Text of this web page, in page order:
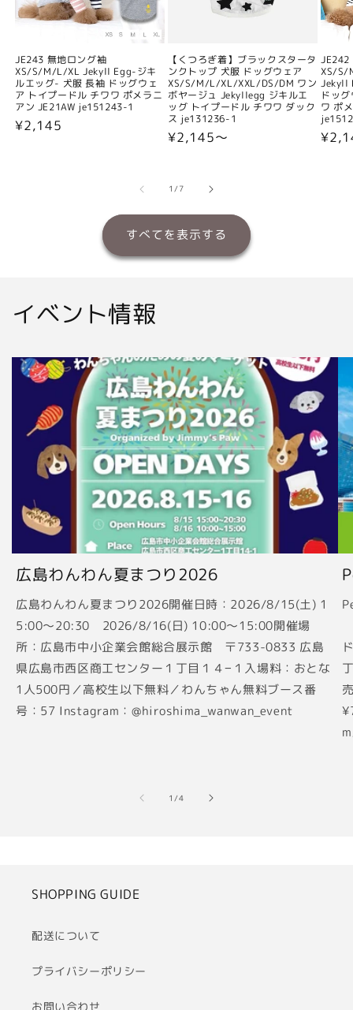
JE243 無地ロング袖
XS/S/M/L/XL Jekyll Egg-ジキ
ルエッグ- 犬服 長袖 ドッグウェ
ア トイプードル チワワ ポメラニ
アン JE21AW je151243-1
通
¥2,145
【くつろぎ着】ブラックスタータ
ンクトップ 犬服 ドッグウェア
XS/S/M/L/XL/XXL/DS/DM ワン
ボヤージュ Jekyllegg ジキルエ
ッグ トイプードル チワワ ダック
ス je131236-1
通
格
¥2,145〜
JE242
XS/S/
Jekyll
ドッ
ワ ポ
通
1/の
7
すべてを表示する
イベント情報
広島わんわん夏まつり2026
広島わんわん夏まつり2026開催日時：2026/8/15(土) 1
5:00〜20:30 2026/8/16(日) 10:00〜15:00開催場
所：広島市中小企業会館総合展示館 〒733-0833 広島
県広島市西区商工センター１丁目１４−１入場料：おとな
1人500円／高校生以下無料／わんちゃん無料ブース番
号：57 Instagram：@hiroshima_wanwan_event
1 /の
4
SHOPPING GUIDE
配送について
プライバシーポリシー
お問い合わせ